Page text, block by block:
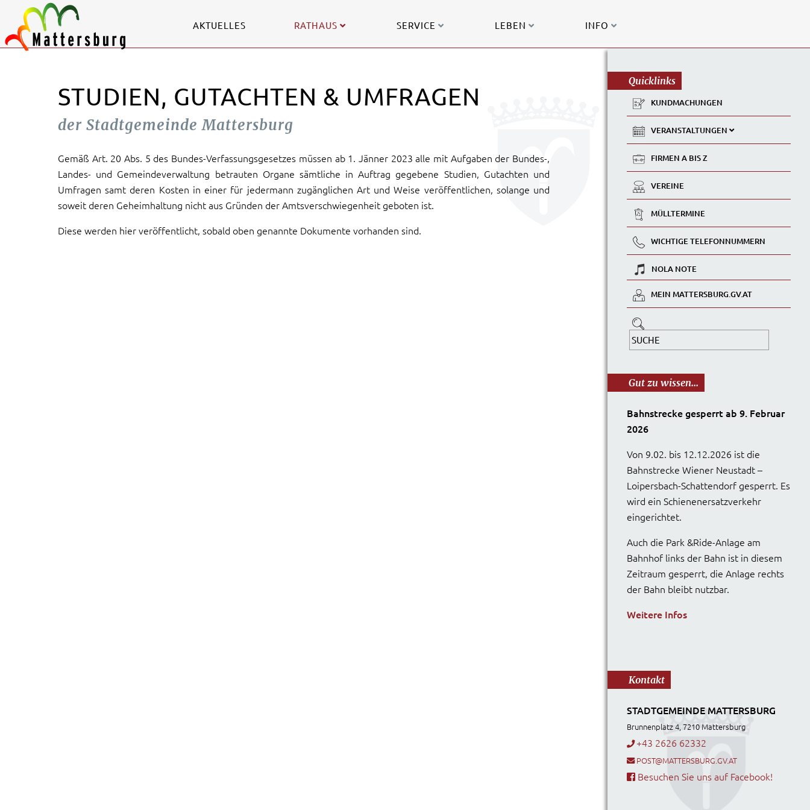
AKTUELLES RATHAUS SERVICE LEBEN INFO
STUDIEN, GUTACHTEN & UMFRAGEN
der Stadtgemeinde Mattersburg
Gemäß Art. 20 Abs. 5 des Bundes-Verfassungsgesetzes müssen ab 1. Jänner 2023 alle mit Aufgaben der Bundes-,
Landes- und Gemeindeverwaltung betrauten Organe sämtliche in Auftrag gegebene Studien, Gutachten und
Umfragen samt deren Kosten in einer für jedermann zugänglichen Art und Weise veröffentlichen, solange und
soweit deren Geheimhaltung nicht aus Gründen der Amtsverschwiegenheit geboten ist.
Diese werden hier veröffentlicht, sobald oben genannte Dokumente vorhanden sind.
Quicklinks
KUNDMACHUNGEN
VERANSTALTUNGEN
FIRMEN A BIS Z
VEREINE
MÜLLTERMINE
WICHTIGE TELEFONNUMMERN
NOLA NOTE
MEIN MATTERSBURG.GV.AT
Gut zu wissen...
Bahnstrecke gesperrt ab 9. Februar
2026
Von 9.02. bis 12.12.2026 ist die
Bahnstrecke Wiener Neustadt –
Loipersbach-Schattendorf gesperrt. Es
wird ein Schienenersatzverkehr
eingerichtet.
Auch die Park &Ride-Anlage am
Bahnhof links der Bahn ist in diesem
Zeitraum gesperrt, die Anlage rechts
der Bahn bleibt nutzbar.
Weitere Infos
Kontakt
STADTGEMEINDE MATTERSBURG
Brunnenplatz 4, 7210 Mattersburg
+43 2626 62332
POST@MATTERSBURG.GV.AT
Besuchen Sie uns auf Facebook!